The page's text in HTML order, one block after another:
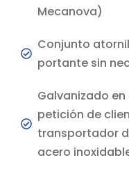
Mecanova)
Conjunto
portante sin
Galvanizado
petición de
transportador
acero